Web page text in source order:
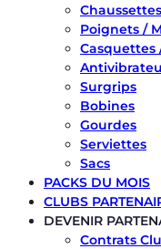
Poignets /
Casquettes
Surgrips
Bobines
Gourdes
Serviettes
Sacs
PACKS DU MOIS
CLUBS
DEVENIR
Contrats